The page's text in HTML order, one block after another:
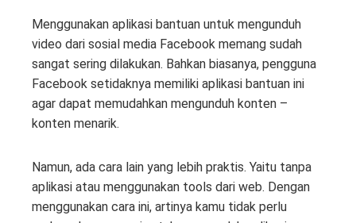
Menggunakan aplikasi bantuan untuk mengunduh
video dari sosial media Facebook memang sudah
sangat sering dilakukan. Bahkan biasanya, pengguna
Facebook setidaknya memiliki aplikasi bantuan ini
agar dapat memudahkan mengunduh konten –
konten menarik.
Namun, ada cara lain yang lebih praktis. Yaitu tanpa
aplikasi atau menggunakan tools dari web. Dengan
menggunakan cara ini, artinya kamu tidak perlu